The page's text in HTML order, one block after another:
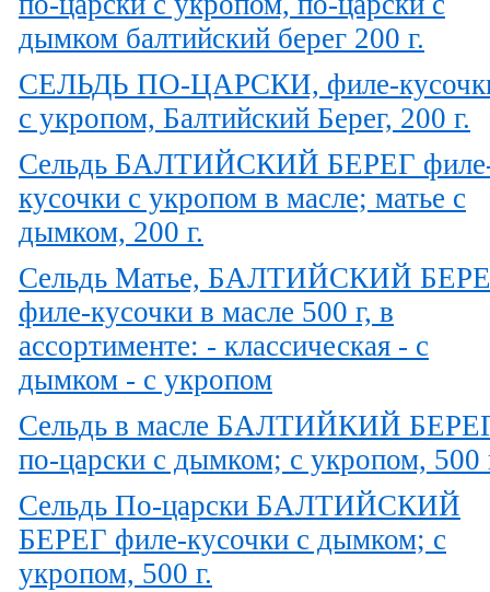
дымком балтийский берег 200 г.
СЕЛЬДЬ ПО-ЦАРСКИ, филе-
с укропом, Балтийский Берег, 200 г.
Сельдь БАЛТИЙСКИЙ БЕРЕГ
кусочки с укропом в масле; матье с
дымком, 200 г.
Сельдь Матье, БАЛТИЙСКИЙ
филе-кусочки в масле 500 г, в
ассортименте: - классическая - с
дымком - с укропом
Сельдь в масле БАЛТИЙКИЙ
по-царски с дымком; с укропом, 500
Сельдь По-царски БАЛТИЙСКИЙ
БЕРЕГ филе-кусочки с дымком; с
укропом, 500 г.